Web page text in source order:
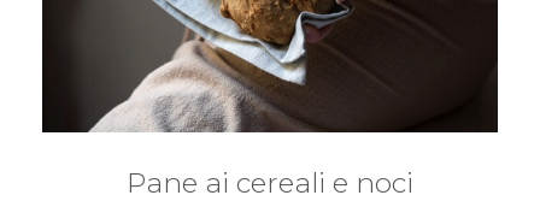
Pane ai cereali e noci